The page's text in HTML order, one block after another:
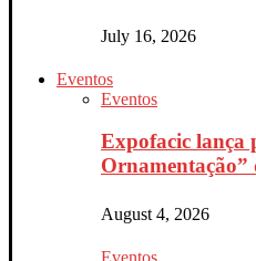
July 16, 2026
Eventos
Eventos
Expofacic lança
Ornamentação”
August 4, 2026
Eventos